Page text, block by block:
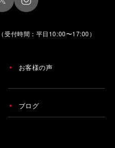
（受付時間：平日10:00〜17:00）
お客様の声
ブログ